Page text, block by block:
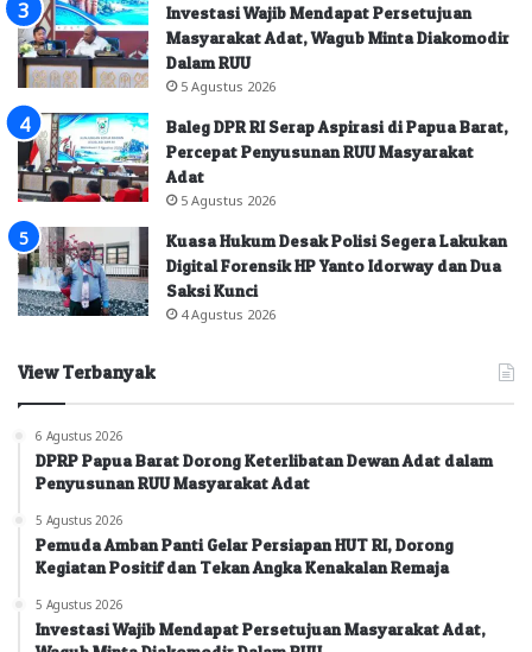
Investasi Wajib Mendapat Persetujuan
Masyarakat Adat, Wagub Minta Diakomodir
Dalam RUU
5 Agustus 2026
Baleg DPR RI Serap Aspirasi di Papua Barat,
Percepat Penyusunan RUU Masyarakat
Adat
5 Agustus 2026
Kuasa Hukum Desak Polisi Segera Lakukan
Digital Forensik HP Yanto Idorway dan Dua
Saksi Kunci
4 Agustus 2026
View Terbanyak
6 Agustus 2026
DPRP Papua Barat Dorong Keterlibatan Dewan Adat dalam
Penyusunan RUU Masyarakat Adat
5 Agustus 2026
Pemuda Amban Panti Gelar Persiapan HUT RI, Dorong
Kegiatan Positif dan Tekan Angka Kenakalan Remaja
5 Agustus 2026
Investasi Wajib Mendapat Persetujuan Masyarakat Adat,